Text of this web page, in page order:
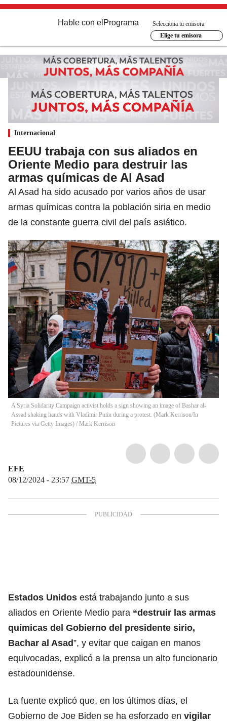
Hable con el Programa
Selecciona tu emisora
Elige tu emisora
Internacional
EEUU trabaja con sus aliados en
Oriente Medio para destruir las
armas químicas de Al Asad
Al Asad ha sido acusado por varios años de usar
armas químicas contra la población siria en medio
de la constante guerra civil del país asiático.
A Syria Solidarity Campaign activist holds a sign showing an image of Bashar al-
Assad shaking hands with Vladimir Putin during a protest. (Mark Kerrison/In
Pictures via Getty Images) / Mark Kerrison
EFE
08/12/2024 - 23:57 GMT-5
Estados Unidos está trabajando junto a sus
aliados en Oriente Medio para “destruir las armas
químicas del Gobierno del presidente sirio,
Bachar al Asad”, y evitar que caigan en manos
equivocadas, explicó a la prensa un alto funcionario
estadounidense.
La fuente explicó que, en los últimos días, el
Gobierno de Joe Biden se ha esforzado en vigilar